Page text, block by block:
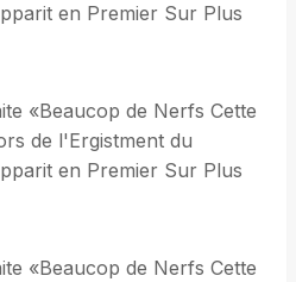
en Premier Sur Plus
«Beaucop de Nerfs Cette
de l'Ergistment du
en Premier Sur Plus
«Beaucop de Nerfs Cette